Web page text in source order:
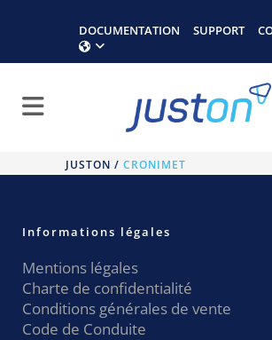
DOCUMENTATION SUPPORT
JUSTON / CRONIMET
Informations légales
Mentions légales
Charte de confidentialité
Conditions générales de vente
Code de Conduite